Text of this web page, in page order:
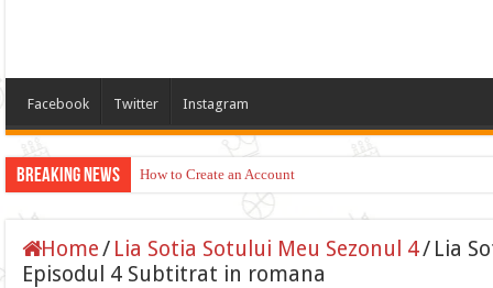
Facebook Twitter Instagram
Breaking News How to Create an Account
Home/ Lia Sotia Sotului Meu Sezonul 4/ Lia
Episodul 4 Subtitrat in romana